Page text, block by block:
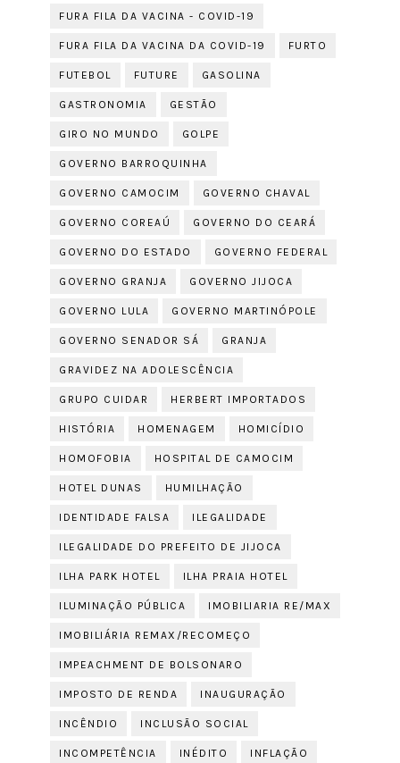
FURA FILA DA VACINA - COVID-19
FURA FILA DA VACINA DA COVID-19 FURTO
FUTEBOL FUTURE GASOLINA
GASTRONOMIA GESTÃO
GIRO NO MUNDO GOLPE
GOVERNO BARROQUINHA
GOVERNO CAMOCIM GOVERNO CHAVAL
GOVERNO COREAÚ GOVERNO DO CEARÁ
GOVERNO DO ESTADO GOVERNO FEDERAL
GOVERNO GRANJA GOVERNO JIJOCA
GOVERNO LULA GOVERNO MARTINÓPOLE
GOVERNO SENADOR SÁ GRANJA
GRAVIDEZ NA ADOLESCÊNCIA
GRUPO CUIDAR HERBERT IMPORTADOS
HISTÓRIA HOMENAGEM HOMICÍDIO
HOMOFOBIA HOSPITAL DE CAMOCIM
HOTEL DUNAS HUMILHAÇÃO
IDENTIDADE FALSA ILEGALIDADE
ILEGALIDADE DO PREFEITO DE JIJOCA
ILHA PARK HOTEL ILHA PRAIA HOTEL
ILUMINAÇÃO PÚBLICA IMOBILIARIA RE/MAX
IMOBILIÁRIA REMAX/RECOMEÇO
IMPEACHMENT DE BOLSONARO
IMPOSTO DE RENDA INAUGURAÇÃO
INCÊNDIO INCLUSÃO SOCIAL
INCOMPETÊNCIA INÉDITO INFLAÇÃO